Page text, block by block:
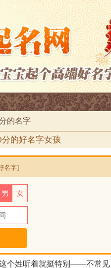
的名字
的好名字女孩
名字]
男 女
个姓听着就挺特别——不常